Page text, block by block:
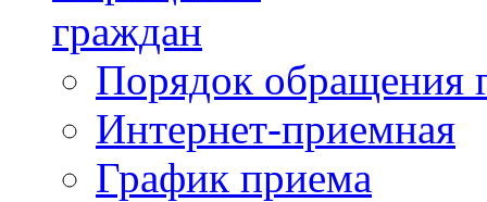
граждан
Порядок обращения
Интернет-приемная
График приема